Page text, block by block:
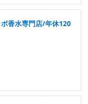
ボ香水専門店/年休120